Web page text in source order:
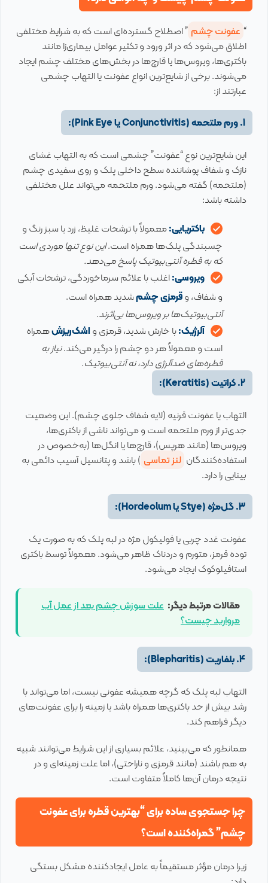
“ عفونت چشم ” اصطلاح گسترده‌ای است که به شرایط مختلفی
اطلاق می‌شود که در اثر ورود و تکثیر عوامل بیماری‌زا مانند
باکتری‌ها، ویروس‌ها یا قارچ‌ها در بخش‌های مختلف چشم ایجاد
می‌شوند. برخی از شایع‌ترین انواع عفونت یا التهاب چشمی
عبارتند از:
1. ورم ملتحمه (Conjunctivitis یا Pink Eye):
این شایع‌ترین نوع “عفونت” چشمی است که به التهاب غشای
نازک و شفاف پوشاننده سطح داخلی پلک و روی سفیدی چشم
(ملتحمه) گفته می‌شود. ورم ملتحمه می‌تواند علل مختلفی
داشته باشد:
باکتریایی:معمولاً با ترشحات غلیظ، زرد یا سبز رنگ و
چسبندگی پلک‌ها همراه است.این نوع تنها موردی است
که به قطره آنتی‌بیوتیک پاسخ می‌دهد.
ویروسی:اغلب با علائم سرماخوردگی، ترشحات آبکی
و شفاف، وقرمزی چشمشدید همراه است.
آنتی‌بیوتیک‌ها بر ویروس‌ها بی‌اثرند.
آلرژیک:با خارش شدید، قرمزی واشک‌ریزشهمراه
است و معمولاً هر دو چشم را درگیر می‌کند.نیاز به
قطره‌های ضدآلرژی دارد، نه آنتی‌بیوتیک.
2. کراتیت (Keratitis):
التهاب یا عفونت قرنیه (لایه شفاف جلوی چشم). این وضعیت
جدی‌تر از ورم ملتحمه است و می‌تواند ناشی از باکتری‌ها،
ویروس‌ها (مانند هرپس)، قارچ‌ها یا انگل‌ها (به‌خصوص در
استفاده‌کنندگان لنز تماسی ) باشد و پتانسیل آسیب دائمی به
بینایی را دارد.
3. گل‌مژه (Stye یا Hordeolum):
عفونت غدد چربی یا فولیکول مژه در لبه پلک که به صورت یک
توده قرمز، متورم و دردناک ظاهر می‌شود. معمولاً توسط باکتری
استافیلوکوک ایجاد می‌شود.
مقالات مرتبط دیگر: علت سوزش چشم بعد از عمل آب
مروارید چیست؟
4. بلفاریت (Blepharitis):
التهاب لبه پلک که گرچه همیشه عفونی نیست، اما می‌تواند با
رشد بیش از حد باکتری‌ها همراه باشد یا زمینه را برای عفونت‌های
دیگر فراهم کند.
همانطور که می‌بینید، علائم بسیاری از این شرایط می‌توانند شبیه
به هم باشند (مانند قرمزی و ناراحتی)، اما علت زمینه‌ای و در
نتیجه درمان آن‌ها کاملاً متفاوت است.
چرا جستجوی ساده برای “بهترین قطره برای عفونت
چشم” گمراه‌کننده است؟
زیرا درمان مؤثر مستقیماً به عامل ایجادکننده مشکل بستگی